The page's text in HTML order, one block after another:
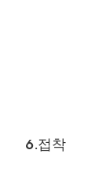
6.접착